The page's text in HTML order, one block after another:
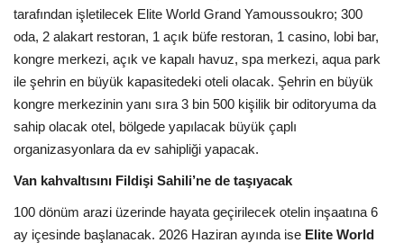
tarafından işletilecek Elite World Grand Yamoussoukro; 300
oda, 2 alakart restoran, 1 açık büfe restoran, 1 casino, lobi bar,
kongre merkezi, açık ve kapalı havuz, spa merkezi, aqua park
ile şehrin en büyük kapasitedeki oteli olacak. Şehrin en büyük
kongre merkezinin yanı sıra 3 bin 500 kişilik bir oditoryuma da
sahip olacak otel, bölgede yapılacak büyük çaplı
organizasyonlara da ev sahipliği yapacak.
Van kahvaltısını Fildişi Sahili’ne de taşıyacak
100 dönüm arazi üzerinde hayata geçirilecek otelin inşaatına 6
ay içesinde başlanacak. 2026 Haziran ayında ise Elite World